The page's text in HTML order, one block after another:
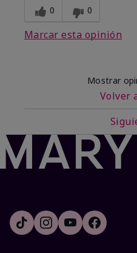
0 0
Marcar esta opinión
Mostrar
Volver